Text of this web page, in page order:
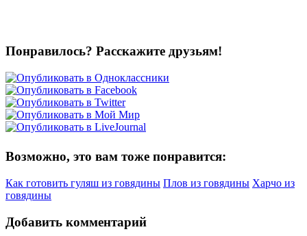
Понравилось? Расскажите друзьям!
Возможно, это вам тоже понравится:
Как готовить гуляш из говядины Плов из говядины Харчо из
говядины
Добавить комментарий